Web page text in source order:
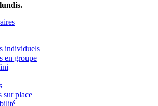
individuels
en groupe
sur place